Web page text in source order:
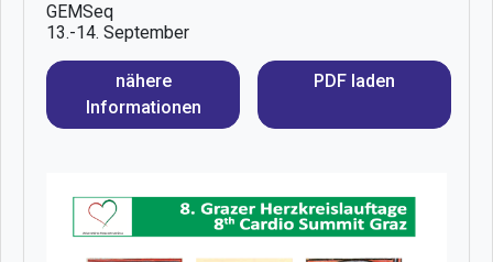
GEMSeq
13.-14. September
nähere
Informationen
PDF laden